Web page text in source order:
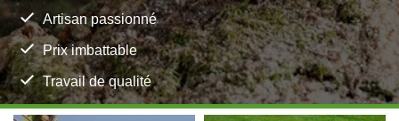
Artisan passionné
Prix imbattable
Travail de qualité